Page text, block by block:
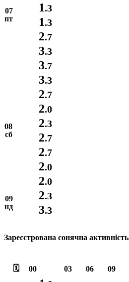
07
пт
1.3
1.3
2.7
3.3
3.7
08
сб
3.3
2.7
2.0
2.3
2.7
2.7
2.0
2.0
09
нд
2.3
3.3
Зареєстрована сонячна активність
🗓️ 00 03 06 09